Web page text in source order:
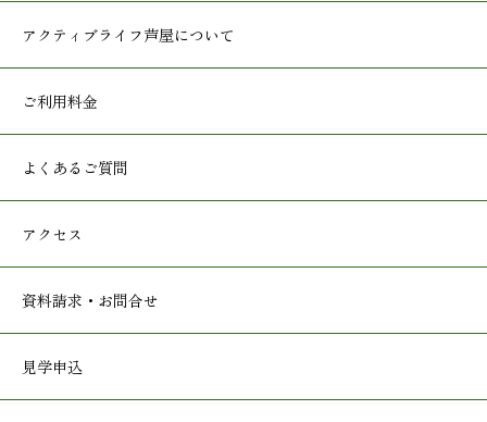
アクティブライフ芦屋について
ご利用料金
よくあるご質問
アクセス
資料請求・お問合せ
見学申込